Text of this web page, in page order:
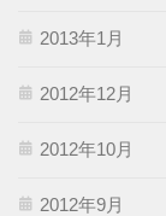
2013年1月
2012年12月
2012年10月
2012年9月